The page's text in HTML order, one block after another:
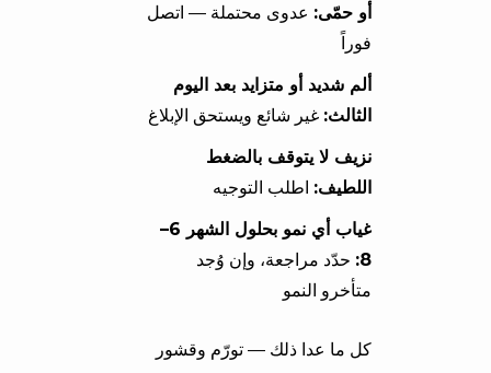
أو حمّى: عدوى محتملة — اتصل
فوراً
ألم شديد أو متزايد بعد اليوم
الثالث: غير شائع ويستحق الإبلاغ
نزيف لا يتوقف بالضغط
اللطيف: اطلب التوجيه
غياب أي نمو بحلول الشهر 6–
8: حدّد مراجعة، وإن وُجد
متأخرو النمو
كل ما عدا ذلك — تورّم وقشور